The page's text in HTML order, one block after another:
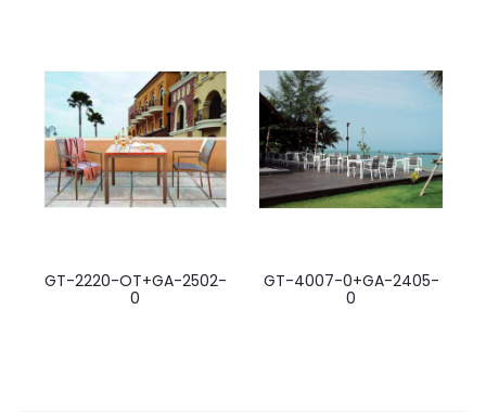
GT-2220-OT+GA-2502-
0
GT-4007-0+GA-2405-
0